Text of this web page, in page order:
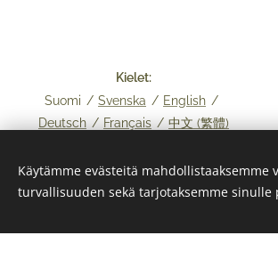
Kielet
Suomi
Svenska
English
Deutsch
Français 中文 (繁體)
Käytämme evästeitä
turvallisuuden sekä tarjotaksemme